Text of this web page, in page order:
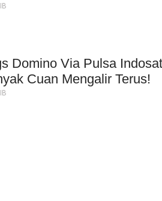
Domino Via Pulsa
Cuan Mengalir Terus!